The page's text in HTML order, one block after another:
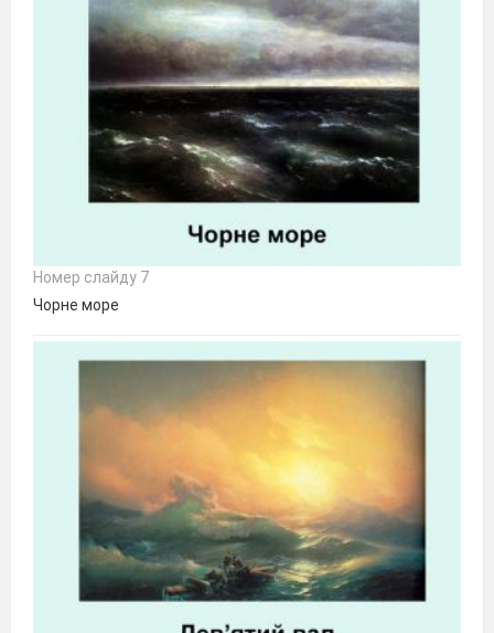
Номер слайду 7
Чорне море